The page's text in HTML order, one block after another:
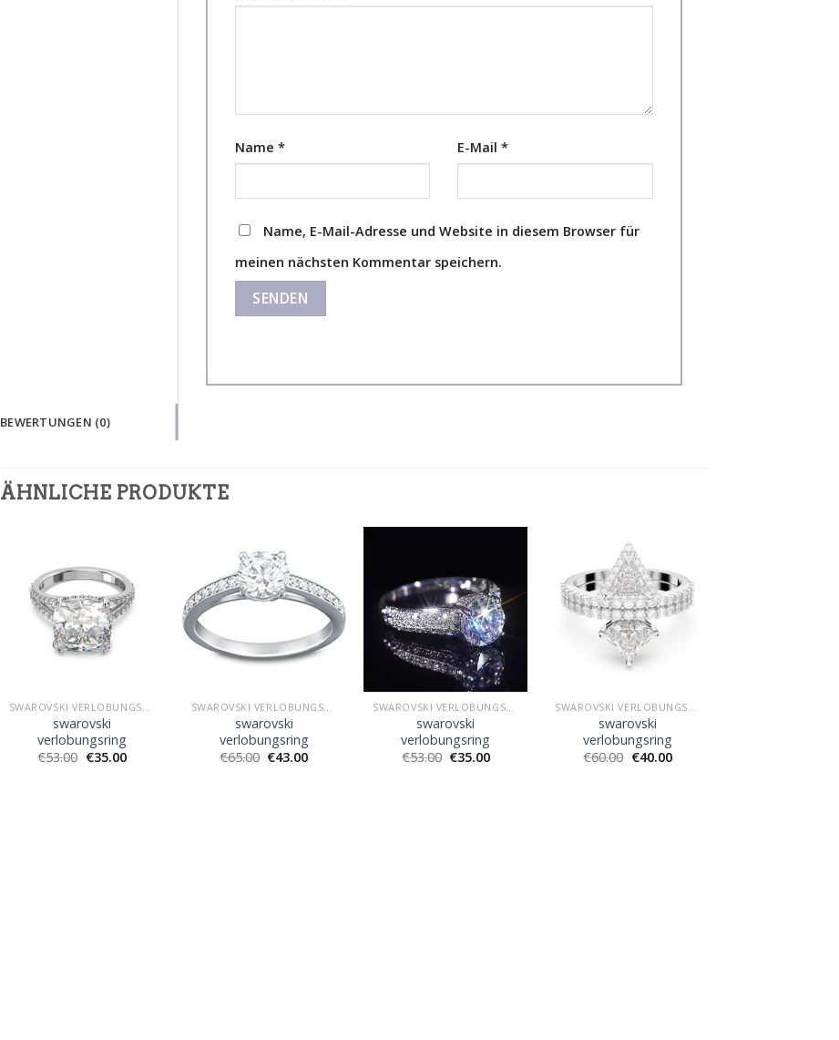
BEWERTUNGEN (0)
Name * E-Mail*
Name, E-Mail-Adresse und Website in diesem Browser für
meinen nächsten Kommentar speichern.
ÄHNLICHE PRODUKTE
swarovski
verlobungsring
€53.00 €35.00
swarovski
verlobungsring
€65.00 €43.00
swarovski
verlobungsring
€53.00 €35.00
swarovski
verlobungsring
€60.00 €40.00